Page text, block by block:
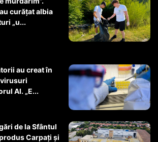
curățat albia
„u...
au creat în
AI. „E...
de la Sfântul
Carpați și